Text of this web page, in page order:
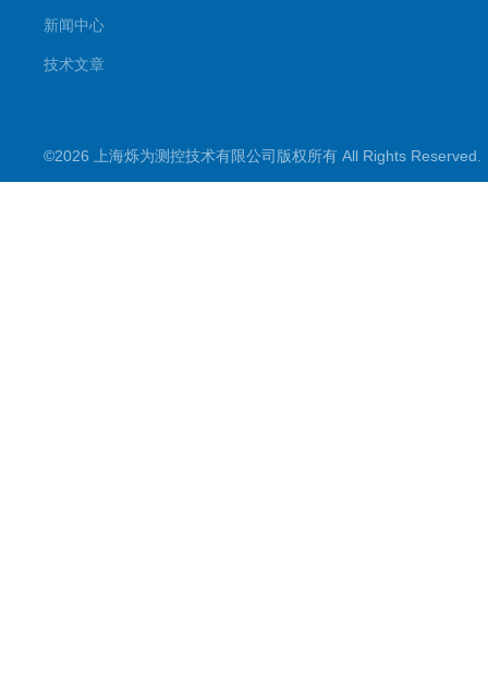
新闻中心
技术文章
©2026 上海烁为测控技术有限公司版权所有 All Rights